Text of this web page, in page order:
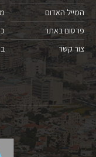
המייל האדום
פרסום באתר
צור קשר